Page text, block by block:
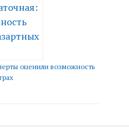
оценили возможность